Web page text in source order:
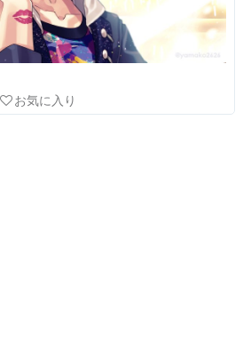
お気に入り